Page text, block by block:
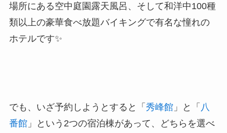
場所にある空中庭園露天風呂、そして和洋中100種
類以上の豪華食べ放題バイキングで有名な憧れの
ホテルです✨
でも、いざ予約しようとすると「 秀峰館」と「 八
番館」という2つの宿泊棟があって、どちらを選べ